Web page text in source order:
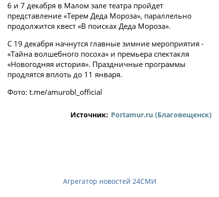
6 и 7 декабря в Малом зале театра пройдет
представление «Терем Деда Мороза», параллельно
продолжится квест «В поисках Деда Мороза».
С 19 декабря начнутся главные зимние мероприятия -
«Тайна волшебного посоха» и премьера спектакля
«Новогодняя история». Праздничные программы
продлятся вплоть до 11 января.
Фото: t.me/amurobl_official
Источник: Portamur.ru (Благовещенск)
Агрегатор новостей 24СМИ